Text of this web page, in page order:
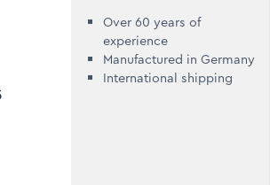
Over 60 years of
experience
Manufactured in Germany
International shipping